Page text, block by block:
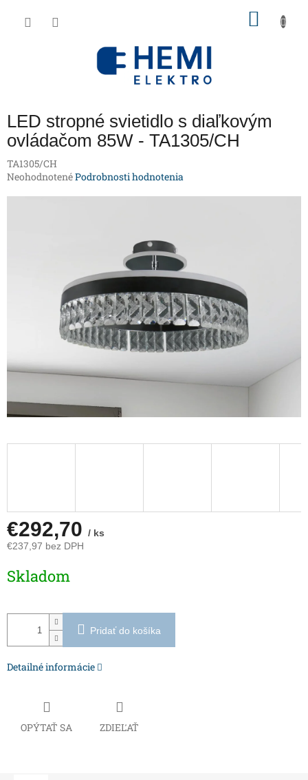
LED stropné svietidlo s diaľkovým
ovládačom 85W - TA1305/CH
TA1305/CH
Priemerné
NeohodnotenéPodrobnosti hodnotenia
€292,70 / ks
€237,97 bez DPH
cena:
Skladom
Pridať do košíka
Detailné informácie
OPÝTAŤ SA ZDIEĽAŤ